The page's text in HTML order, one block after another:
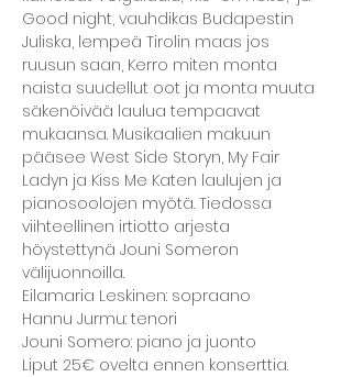
Good night, vauhdikas Budapestin
Juliska, lempeä Tirolin maas jos
ruusun saan, Kerro miten monta
naista suudellut oot ja monta muuta
säkenöivää laulua tempaavat
mukaansa. Musikaalien makuun
pääsee West Side Storyn, My Fair
Ladyn ja Kiss Me Katen laulujen ja
pianosoolojen myötä. Tiedossa
viihteellinen irtiotto arjesta
höystettynä Jouni Someron
välijuonnoilla.
Eilamaria Leskinen: sopraano
Hannu Jurmu: tenori
Jouni Somero: piano ja juonto
Liput 25€ ovelta ennen konserttia.